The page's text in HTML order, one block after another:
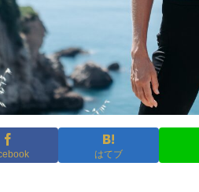
はてブ